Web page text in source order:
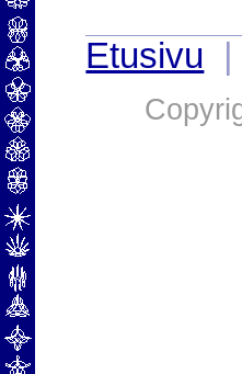
Etusivu